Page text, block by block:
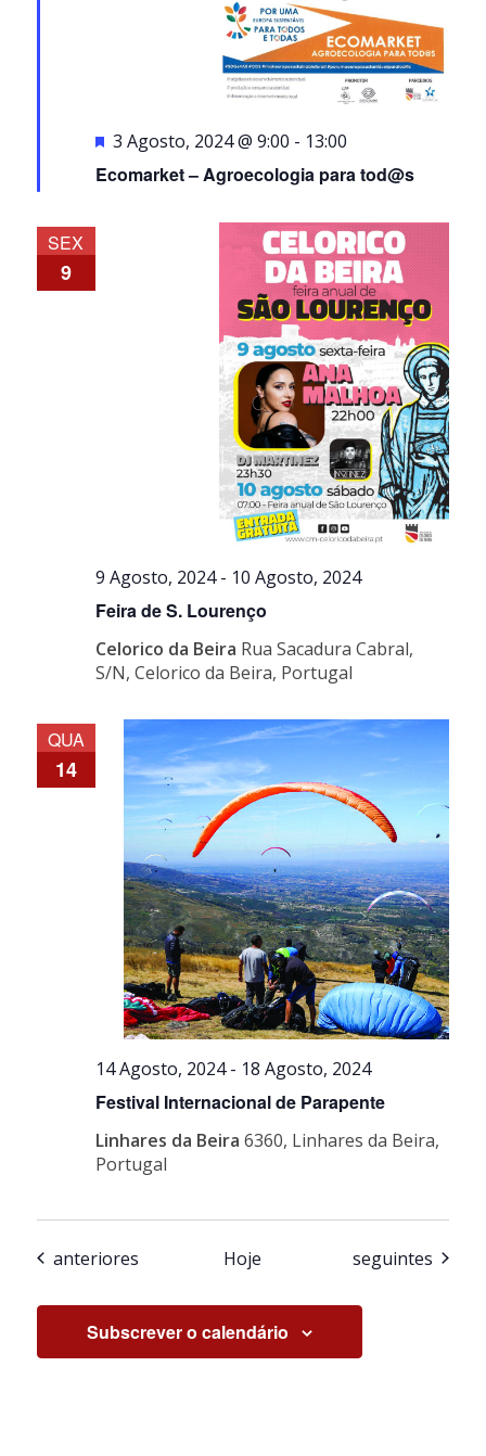
Ecomarket – Agroecologia para tod@s
Destaque
3 Agosto, 2024 @ 9:00 - 13:00
SEX
9
Feira de S. Lourenço
9 Agosto, 2024- 10 Agosto, 2024
Celorico da Beira Rua Sacadura Cabral,
S/N, Celorico da Beira, Portugal
QUA
14
Festival Internacional de Parapente
14 Agosto, 2024- 18 Agosto, 2024
Linhares da Beira 6360, Linhares da Beira,
Portugal
Eventos
anteriores Hoje Eventos
seguintes
Subscrever o calendário